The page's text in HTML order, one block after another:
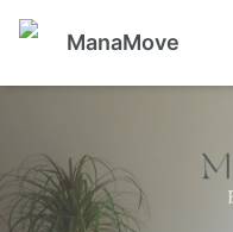
ManaMove